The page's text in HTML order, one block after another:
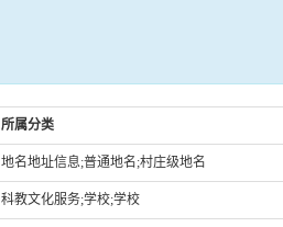
所属分类
地名地址信息;普通地名;村庄级地名
科教文化服务;学校;学校